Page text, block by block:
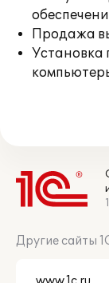
Продажа
Установка
Другие сайты